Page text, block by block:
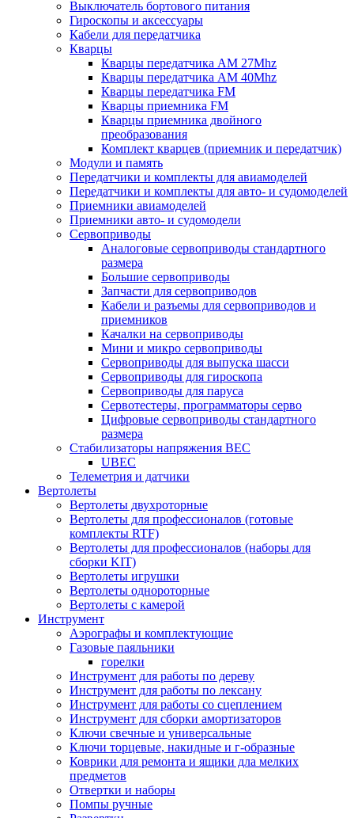
Выключатель бортового питания
Гироскопы и аксессуары
Кабели для передатчика
Кварцы
Кварцы передатчика AM 27Mhz
Кварцы передатчика AM 40Mhz
Кварцы передатчика FM
Кварцы приемника FM
Кварцы приемника двойного
преобразования
Комплект кварцев (приемник и передатчик)
Модули и память
Передатчики и комплекты для авиамоделей
Передатчики и комплекты для авто- и судомоделей
Приемники авиамоделей
Приемники авто- и судомодели
Сервоприводы
Аналоговые сервоприводы стандартного
размера
Большие сервоприводы
Запчасти для сервоприводов
Кабели и разъемы для сервоприводов и
приемников
Качалки на сервоприводы
Мини и микро сервоприводы
Сервоприводы для выпуска шасси
Сервоприводы для гироскопа
Сервоприводы для паруса
Сервотестеры, программаторы серво
Цифровые сервоприводы стандартного
размера
Стабилизаторы напряжения BEC
UBEC
Телеметрия и датчики
Вертолеты
Вертолеты двухроторные
Вертолеты для профессионалов (готовые
комплекты RTF)
Вертолеты для профессионалов (наборы для
сборки KIT)
Вертолеты игрушки
Вертолеты однороторные
Вертолеты с камерой
Инструмент
Аэрографы и комплектующие
Газовые паяльники
горелки
Инструмент для работы по дереву
Инструмент для работы по лексану
Инструмент для работы со сцеплением
Инструмент для сборки амортизаторов
Ключи свечные и универсальные
Ключи торцевые, накидные и г-образные
Коврики для ремонта и ящики дла мелких
предметов
Отвертки и наборы
Помпы ручные